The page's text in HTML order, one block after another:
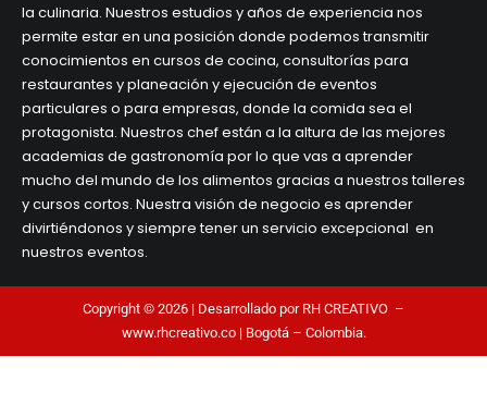
la culinaria. Nuestros estudios y años de experiencia nos
permite estar en una posición donde podemos transmitir
conocimientos en cursos de cocina, consultorías para
restaurantes y planeación y ejecución de eventos
particulares o para empresas, donde la comida sea el
protagonista. Nuestros chef están a la altura de las mejores
academias de gastronomía por lo que vas a aprender
mucho del mundo de los alimentos gracias a nuestros talleres
y cursos cortos. Nuestra visión de negocio es aprender
divirtiéndonos y siempre tener un servicio excepcional en
nuestros eventos.
Copyright © 2026 | Desarrollado por RH CREATIVO –
www.rhcreativo.co| Bogotá – Colombia.